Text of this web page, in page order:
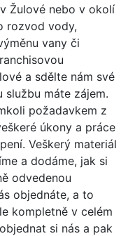
Žulové nebo v okolí
rozvod vody,
vany či
a sdělte nám své
službu máte zájem.
požadavkem z
úkony a práce
Veškerý materiál
a dodáme, jak si
odvedenou
objednáte, a to
kompletně v celém
si nás a pak